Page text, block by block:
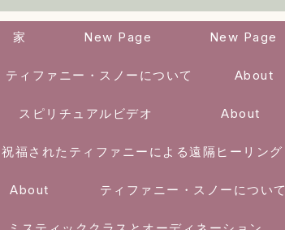
家 New Page New Page
ティファニー・スノーについて About
スピリチュアルビデオ About
祝福されたティファニーによる遠隔ヒーリング
About ティファニー・スノーについて